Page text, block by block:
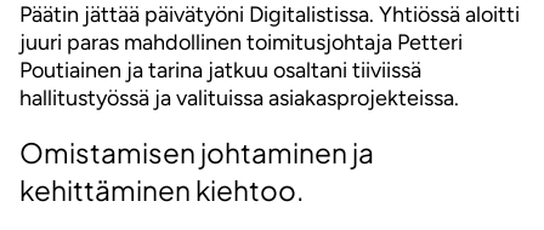
Päätin jättää päivätyöni Digitalistissa. Yhtiössä aloitti
juuri paras mahdollinen toimitusjohtaja Petteri
Poutiainen ja tarina jatkuu osaltani tiiviissä
hallitustyössä ja valituissa asiakasprojekteissa.
Omistamisen johtaminen ja
kehittäminen kiehtoo.